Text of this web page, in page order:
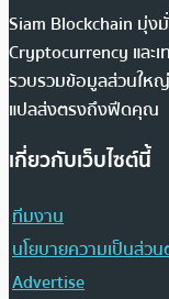
Siam Blockchain มุ่ง
Cryptocurrency และ
รวบรวมข้อมูลส่วนใหญ่
แปลส่งตรงถึงฟีดคุณ
เกี่ยวกับเว็บไซต์นี้
ทีมงาน
นโยบายความเป็นส่ว
Advertise